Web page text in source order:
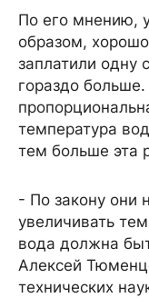
По его мнению,
образом,
заплатили одну
гораздо
температура
тем больше эта
- По закону они
увеличивать
вода должна
Алексей
технических